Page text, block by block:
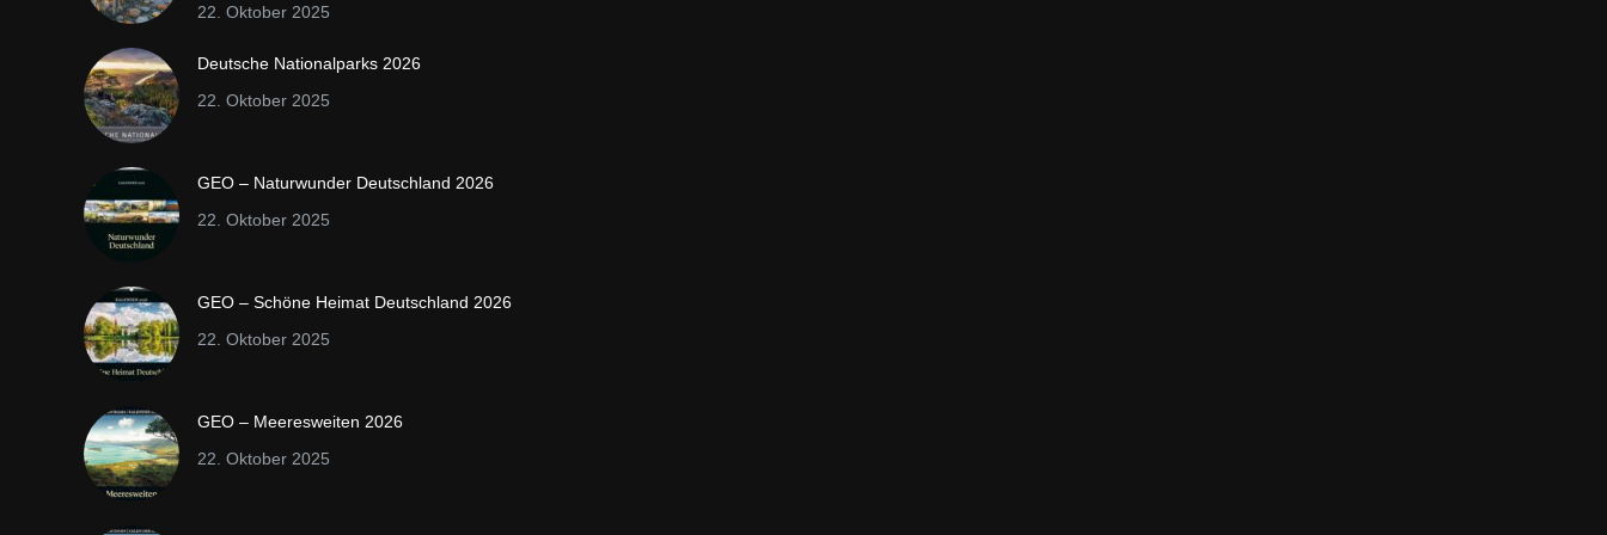
22. Oktober 2025
Deutsche Nationalparks 2026
22. Oktober 2025
GEO – Naturwunder Deutschland 2026
22. Oktober 2025
GEO – Schöne Heimat Deutschland 2026
22. Oktober 2025
GEO – Meeresweiten 2026
22. Oktober 2025